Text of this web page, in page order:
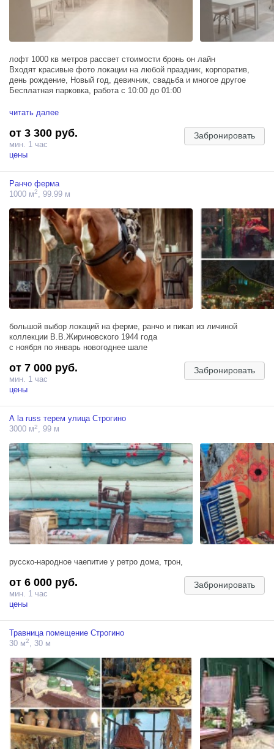
17. ⁠Новогодняя комната будет работать круглый год
18. ⁠Большой выбор реквизита для малышей : большая скорлупа
яичная, бассейн с шариками для девочек и для мальчиков, люльки,
большие корзины , манежи
20. ⁠Бумажные фоны оплачиваются отдельно
21.Руины замка
22.Театр
лофт 1000 кв метров рассвет стоимости бронь он лайн
Входят красивые фото локации на любой праздник, корпоратив,
день рождение, Новый год, девичник, свадьба и многое другое
Бесплатная парковка, работа с 10:00 до 01:00
10 мин от метро Вднх Мытищи, коммунистическая 1 тц Хл Оутлет
читать далее
от 3 300 руб.
мин. 1 час
цены
Забронировать
Ранчо ферма
1000 м2, 99.99 м
большой выбор локаций на ферме, ранчо и пикап из личиной
коллекции В.В.Жириновского 1944 года
с ноября по январь новогоднее шале
от 7 000 руб.
мин. 1 час
цены
Забронировать
А la russ терем улица Строгино
3000 м2, 99 м
русско-народное чаепитие у ретро дома, трон,
от 6 000 руб.
мин. 1 час
цены
Забронировать
Травница помещение Строгино
30 м2 , 30 м